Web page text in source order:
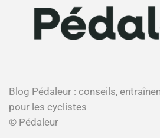
Blog Pédaleur : conseils,
pour les cyclistes
© Pédaleur